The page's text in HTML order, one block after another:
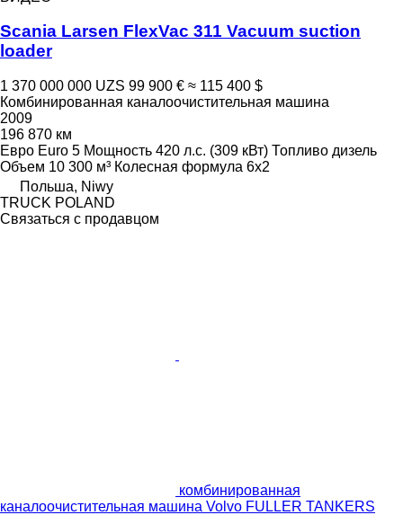
Scania Larsen FlexVac 311 Vacuum suction
loader
1 370 000 000 UZS 99 900 € ≈ 115 400 $
Комбинированная каналоочистительная машина
2009
196 870 км
Евро Euro 5 Мощность 420 л.с. (309 кВт) Топливо дизель
Объем 10 300 м³ Колесная формула 6x2
Польша, Niwy
TRUCK POLAND
Связаться с продавцом
комбинированная
каналоочистительная машина Volvo FULLER TANKERS